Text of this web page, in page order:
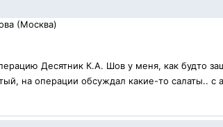
(Москва)
Десятник К.А. Шов у меня, как будто
на операции обсуждал какие-то салаты.. с